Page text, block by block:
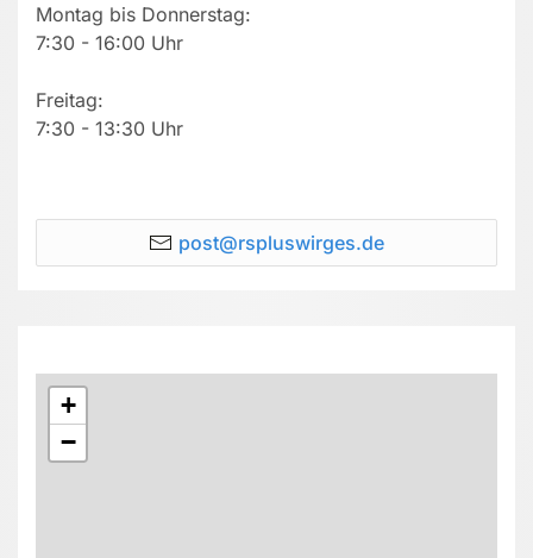
Montag bis Donnerstag:
7:30 - 16:00 Uhr
Freitag:
7:30 - 13:30 Uhr
post@rspluswirges.de
+
−